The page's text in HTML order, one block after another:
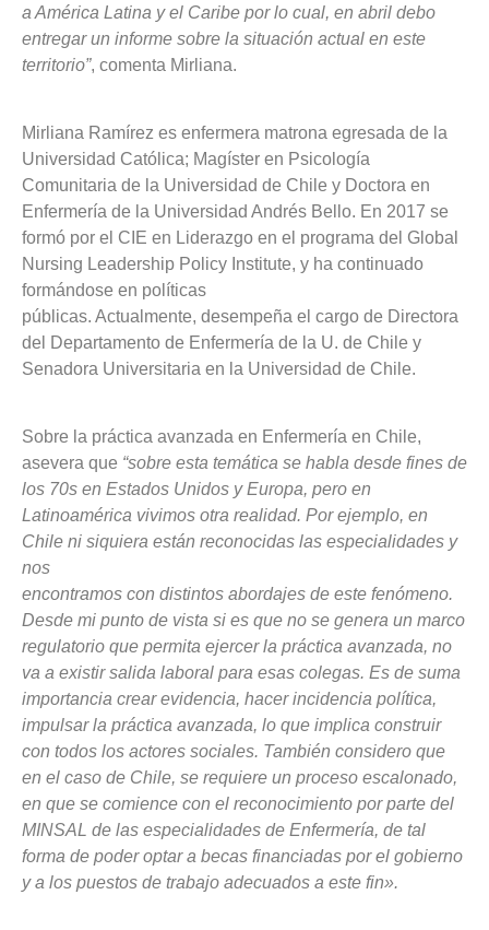
a América Latina y el Caribe por lo cual, en abril debo
entregar un informe sobre la situación actual en este
territorio”, comenta Mirliana.
Mirliana Ramírez es enfermera matrona egresada de la
Universidad Católica; Magíster en Psicología
Comunitaria de la Universidad de Chile y Doctora en
Enfermería de la Universidad Andrés Bello. En 2017 se
formó por el CIE en Liderazgo en el programa del Global
Nursing Leadership Policy Institute, y ha continuado
formándose en políticas
públicas. Actualmente, desempeña el cargo de Directora
del Departamento de Enfermería de la U. de Chile y
Senadora Universitaria en la Universidad de Chile.
Sobre la práctica avanzada en Enfermería en Chile,
asevera que “sobre esta temática se habla desde fines de
los 70s en Estados Unidos y Europa, pero en
Latinoamérica vivimos otra realidad. Por ejemplo, en
Chile ni siquiera están reconocidas las especialidades y
nos
encontramos con distintos abordajes de este fenómeno.
Desde mi punto de vista si es que no se genera un marco
regulatorio que permita ejercer la práctica avanzada, no
va a existir salida laboral para esas colegas. Es de suma
importancia crear evidencia, hacer incidencia política,
impulsar la práctica avanzada, lo que implica construir
con todos los actores sociales. También considero que
en el caso de Chile, se requiere un proceso escalonado,
en que se comience con el reconocimiento por parte del
MINSAL de las especialidades de Enfermería, de tal
forma de poder optar a becas financiadas por el gobierno
y a los puestos de trabajo adecuados a este fin».